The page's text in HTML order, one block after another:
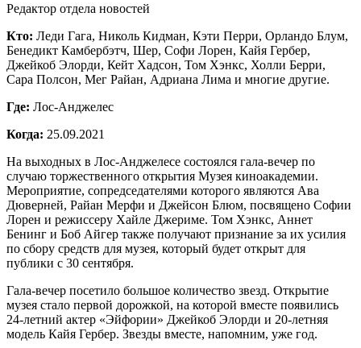
Редактор отдела новостей
Кто: Леди Гага, Николь Кидман, Кэти Перри, Орландо Блум,
Бенедикт Камбербэтч, Шер, Софи Лорен, Кайя Гербер,
Джейкоб Элорди, Кейт Хадсон, Том Хэнкс, Холли Берри,
Сара Полсон, Мег Райан, Адриана Лима и многие другие.
Где: Лос-Анджелес
Когда: 25.09.2021
На выходных в Лос-Анджелесе состоялся гала-вечер по
случаю торжественного открытия Музея киноакадемии.
Мероприятие, сопредседателями которого являются Ава
Дюверней, Райан Мерфи и Джейсон Блюм, посвящено Софии
Лорен и режиссеру Хайле Джериме. Том Хэнкс, Аннет
Бенинг и Боб Айгер также получают признание за их усилия
по сбору средств для музея, который будет открыт для
публики с 30 сентября.
Гала-вечер посетило большое количество звезд. Открытие
музея стало первой дорожкой, на которой вместе появились
24-летний актер «Эйфории» Джейкоб Элорди и 20-летняя
модель Кайя Гербер. Звезды вместе, напомним, уже год.